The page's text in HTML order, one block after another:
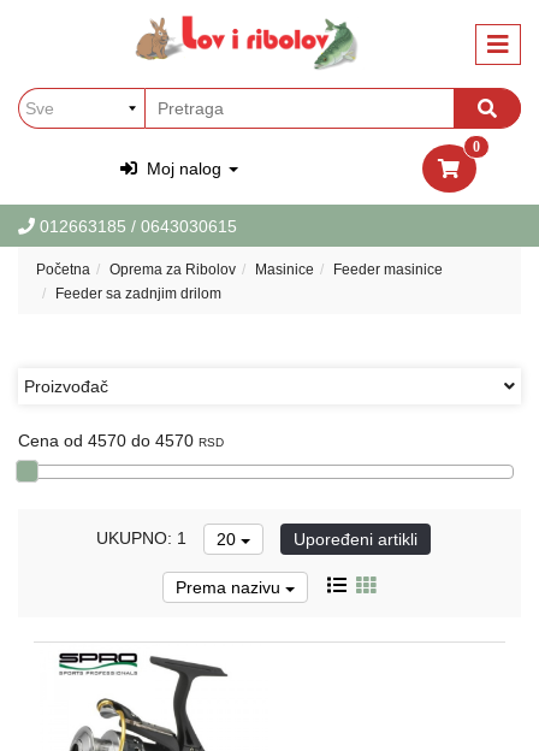
Moj nalog
0
012663185 / 0643030615
za
Ribolov
Garderoba
PET
Oprema
Početna
Ribolovačke
Početna Oprema za Ribolov Masinice
Feeder masinice
Feeder sa zadnjim drilom
Proizvođač
Cena od 4570 do 4570 RSD
UKUPNO: 1 20 Upoređeni artikli
Prema nazivu